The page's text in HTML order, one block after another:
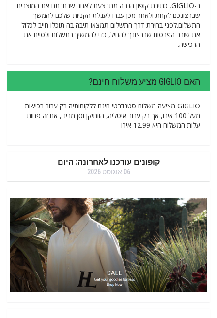
ב-GIGLIO, כתיבת קופון הנחה מתבצעת לאחר שבחרתם את המוצרים
שברצונכם לקחת ולאחר מכן עברו לעגלת הקניות שלכם להמשך
התשלום.לפני בחירת דרך התשלום תמצאו תיבה בה תוכלו חייב לכלול
את שובר הפרסום שברצונך להחיל, כדי להמשיך בתשלום ולסיים את
הרכישה.
האם GIGLIO מציע משלוח חינם?
GIGLIO מציעה משלוח סטנדרטי חינם ללקוחותיה רק ​​עבור רכישות
מעל 100 אירו, אך רק עבור איטליה, הוותיקן וסן מרינו, אם זה פחות
עלות המשלוח היא 12.99 אירו
קופונים עודכנו לאחרונה: היום
06 אוגוסט 2026